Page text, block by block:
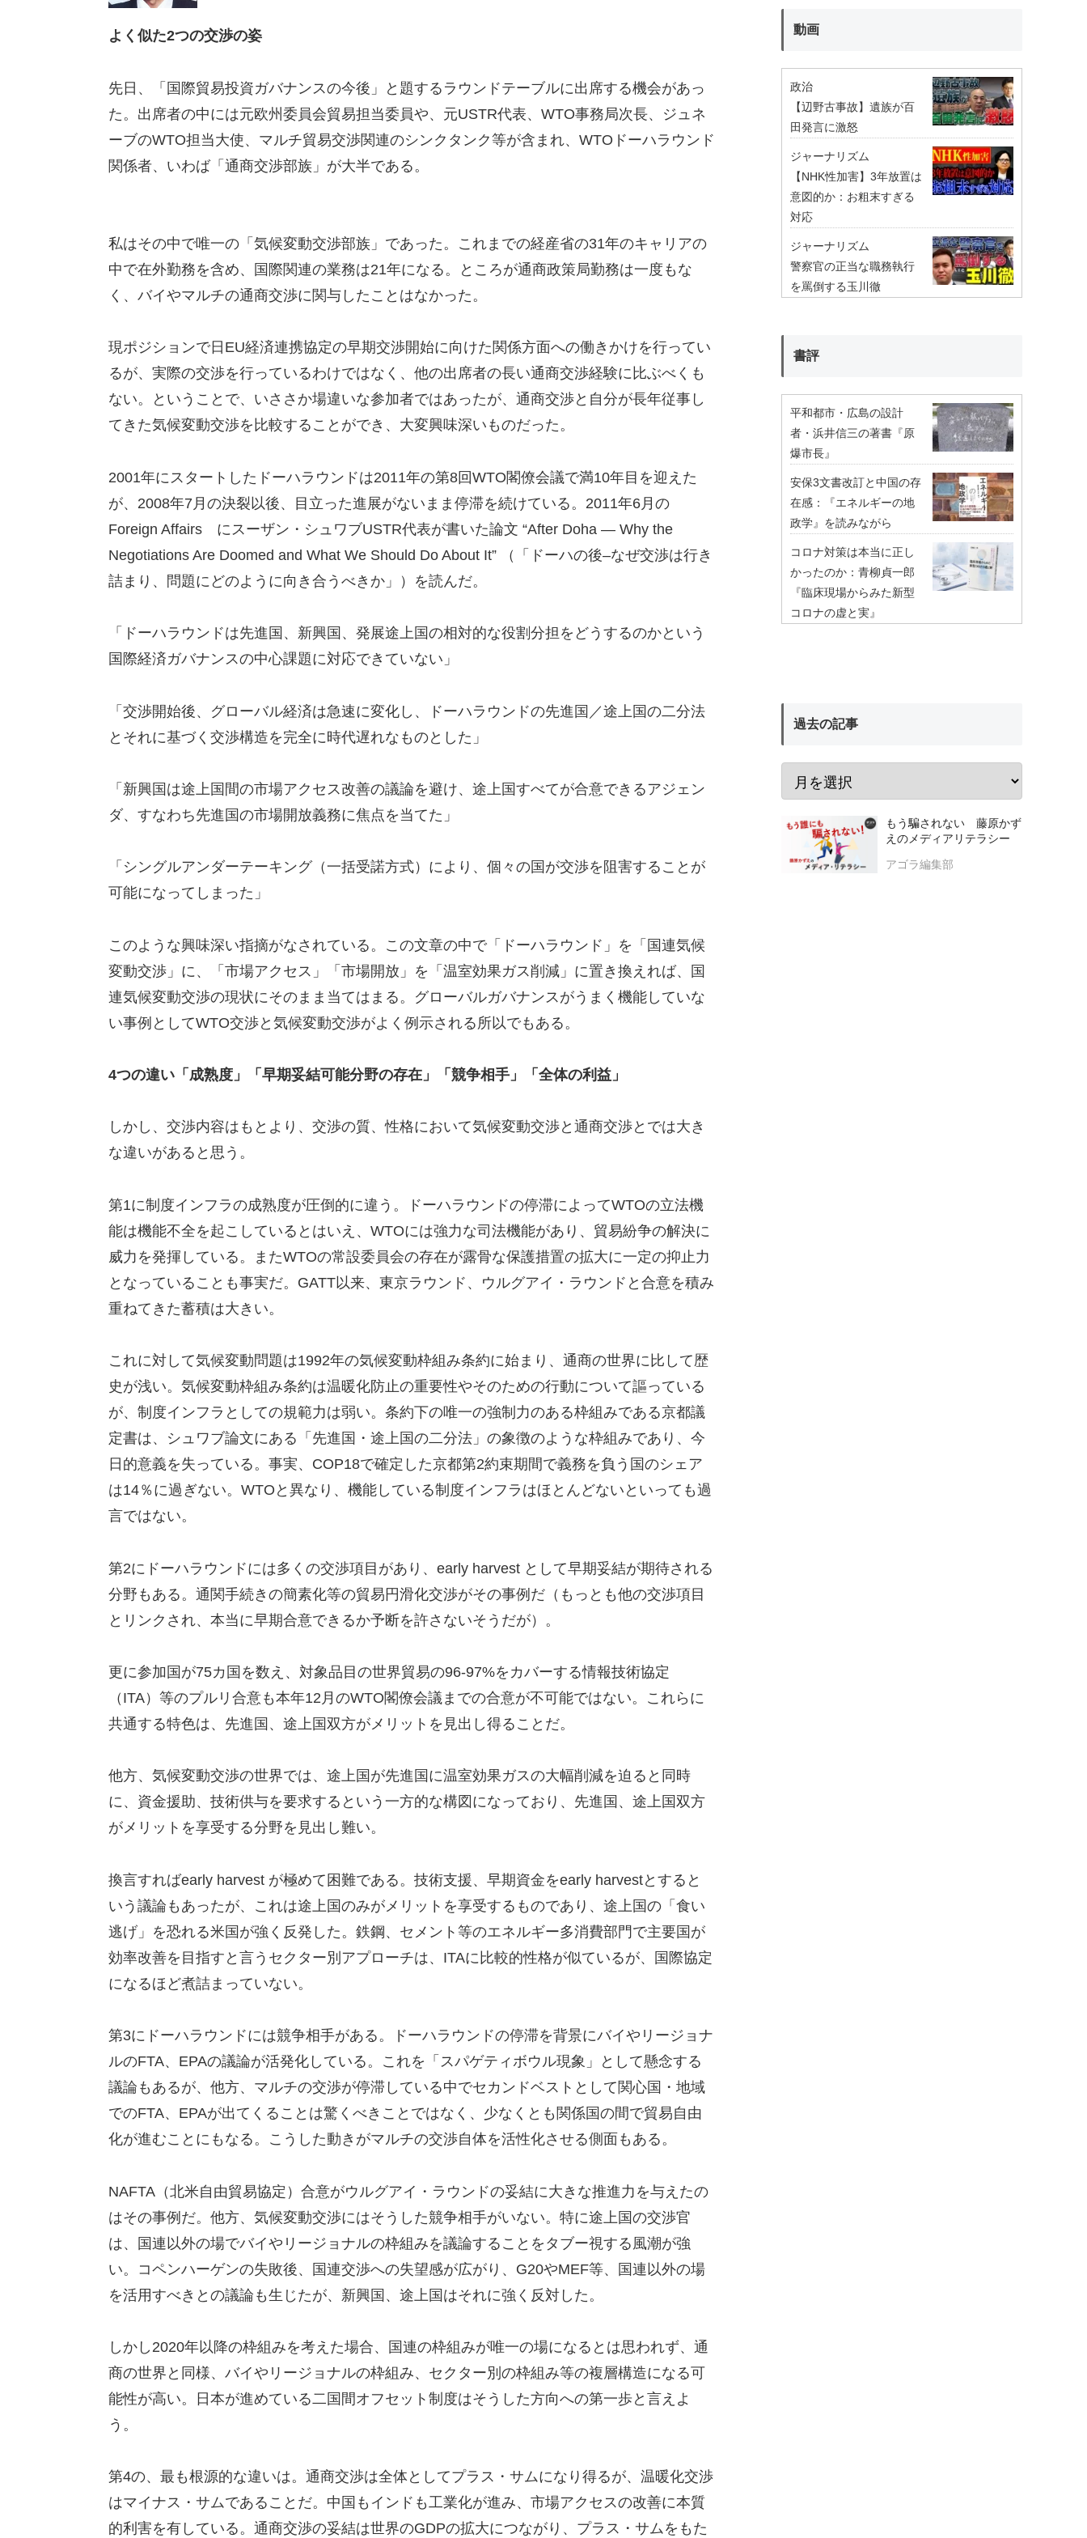
よく似た2つの交渉の姿
先日、「国際貿易投資ガバナンスの今後」と題するラウンドテーブルに出席する機会があっ
た。出席者の中には元欧州委員会貿易担当委員や、元USTR代表、WTO事務局次長、ジュネ
ーブのWTO担当大使、マルチ貿易交渉関連のシンクタンク等が含まれ、WTOドーハラウンド
関係者、いわば「通商交渉部族」が大半である。
私はその中で唯一の「気候変動交渉部族」であった。これまでの経産省の31年のキャリアの
中で在外勤務を含め、国際関連の業務は21年になる。ところが通商政策局勤務は一度もな
く、バイやマルチの通商交渉に関与したことはなかった。
現ポジションで日EU経済連携協定の早期交渉開始に向けた関係方面への働きかけを行ってい
るが、実際の交渉を行っているわけではなく、他の出席者の長い通商交渉経験に比ぶべくも
ない。ということで、いささか場違いな参加者ではあったが、通商交渉と自分が長年従事し
てきた気候変動交渉を比較することができ、大変興味深いものだった。
2001年にスタートしたドーハラウンドは2011年の第8回WTO閣僚会議で満10年目を迎えた
が、2008年7月の決裂以後、目立った進展がないまま停滞を続けている。2011年6月の
Foreign Affairs にスーザン・シュワブUSTR代表が書いた論文 “After Doha — Why the
Negotiations Are Doomed and What We Should Do About It” （「ドーハの後–なぜ交渉は行き
詰まり、問題にどのように向き合うべきか」）を読んだ。
「ドーハラウンドは先進国、新興国、発展途上国の相対的な役割分担をどうするのかという
国際経済ガバナンスの中心課題に対応できていない」
「交渉開始後、グローバル経済は急速に変化し、ドーハラウンドの先進国／途上国の二分法
とそれに基づく交渉構造を完全に時代遅れなものとした」
「新興国は途上国間の市場アクセス改善の議論を避け、途上国すべてが合意できるアジェン
ダ、すなわち先進国の市場開放義務に焦点を当てた」
「シングルアンダーテーキング（一括受諾方式）により、個々の国が交渉を阻害することが
可能になってしまった」
このような興味深い指摘がなされている。この文章の中で「ドーハラウンド」を「国連気候
変動交渉」に、「市場アクセス」「市場開放」を「温室効果ガス削減」に置き換えれば、国
連気候変動交渉の現状にそのまま当てはまる。グローバルガバナンスがうまく機能していな
い事例としてWTO交渉と気候変動交渉がよく例示される所以でもある。
4つの違い「成熟度」「早期妥結可能分野の存在」「競争相手」「全体の利益」
しかし、交渉内容はもとより、交渉の質、性格において気候変動交渉と通商交渉とでは大き
な違いがあると思う。
第1に制度インフラの成熟度が圧倒的に違う。ドーハラウンドの停滞によってWTOの立法機
能は機能不全を起こしているとはいえ、WTOには強力な司法機能があり、貿易紛争の解決に
威力を発揮している。またWTOの常設委員会の存在が露骨な保護措置の拡大に一定の抑止力
となっていることも事実だ。GATT以来、東京ラウンド、ウルグアイ・ラウンドと合意を積み
重ねてきた蓄積は大きい。
これに対して気候変動問題は1992年の気候変動枠組み条約に始まり、通商の世界に比して歴
史が浅い。気候変動枠組み条約は温暖化防止の重要性やそのための行動について謳っている
が、制度インフラとしての規範力は弱い。条約下の唯一の強制力のある枠組みである京都議
定書は、シュワブ論文にある「先進国・途上国の二分法」の象徴のような枠組みであり、今
日的意義を失っている。事実、COP18で確定した京都第2約束期間で義務を負う国のシェア
は14％に過ぎない。WTOと異なり、機能している制度インフラはほとんどないといっても過
言ではない。
第2にドーハラウンドには多くの交渉項目があり、early harvest として早期妥結が期待される
分野もある。通関手続きの簡素化等の貿易円滑化交渉がその事例だ（もっとも他の交渉項目
とリンクされ、本当に早期合意できるか予断を許さないそうだが）。
更に参加国が75カ国を数え、対象品目の世界貿易の96-97%をカバーする情報技術協定
（ITA）等のプルリ合意も本年12月のWTO閣僚会議までの合意が不可能ではない。これらに
共通する特色は、先進国、途上国双方がメリットを見出し得ることだ。
他方、気候変動交渉の世界では、途上国が先進国に温室効果ガスの大幅削減を迫ると同時
に、資金援助、技術供与を要求するという一方的な構図になっており、先進国、途上国双方
がメリットを享受する分野を見出し難い。
換言すればearly harvest が極めて困難である。技術支援、早期資金をearly harvestとすると
いう議論もあったが、これは途上国のみがメリットを享受するものであり、途上国の「食い
逃げ」を恐れる米国が強く反発した。鉄鋼、セメント等のエネルギー多消費部門で主要国が
効率改善を目指すと言うセクター別アプローチは、ITAに比較的性格が似ているが、国際協定
になるほど煮詰まっていない。
第3にドーハラウンドには競争相手がある。ドーハラウンドの停滞を背景にバイやリージョナ
ルのFTA、EPAの議論が活発化している。これを「スパゲティボウル現象」として懸念する
議論もあるが、他方、マルチの交渉が停滞している中でセカンドベストとして関心国・地域
でのFTA、EPAが出てくることは驚くべきことではなく、少なくとも関係国の間で貿易自由
化が進むことにもなる。こうした動きがマルチの交渉自体を活性化させる側面もある。
NAFTA（北米自由貿易協定）合意がウルグアイ・ラウンドの妥結に大きな推進力を与えたの
はその事例だ。他方、気候変動交渉にはそうした競争相手がいない。特に途上国の交渉官
は、国連以外の場でバイやリージョナルの枠組みを議論することをタブー視する風潮が強
い。コペンハーゲンの失敗後、国連交渉への失望感が広がり、G20やMEF等、国連以外の場
を活用すべきとの議論も生じたが、新興国、途上国はそれに強く反対した。
しかし2020年以降の枠組みを考えた場合、国連の枠組みが唯一の場になるとは思われず、通
商の世界と同様、バイやリージョナルの枠組み、セクター別の枠組み等の複層構造になる可
能性が高い。日本が進めている二国間オフセット制度はそうした方向への第一歩と言えよ
う。
第4の、最も根源的な違いは。通商交渉は全体としてプラス・サムになり得るが、温暖化交渉
はマイナス・サムであることだ。中国もインドも工業化が進み、市場アクセスの改善に本質
的利害を有している。通商交渉の妥結は世界のGDPの拡大につながり、プラス・サムをもた
動画
政治
【辺野古事故】遺族が百
田発言に激怒
ジャーナリズム
【NHK性加害】3年放置は
意図的か：お粗末すぎる
対応
ジャーナリズム
警察官の正当な職務執行
を罵倒する玉川徹
書評
平和都市・広島の設計
者・浜井信三の著書『原
爆市長』
安保3文書改訂と中国の存
在感：『エネルギーの地
政学』を読みながら
コロナ対策は本当に正し
かったのか：青柳貞一郎
『臨床現場からみた新型
コロナの虚と実』
過去の記事
もう騙されない 藤原かず
えのメディアリテラシー
アゴラ編集部